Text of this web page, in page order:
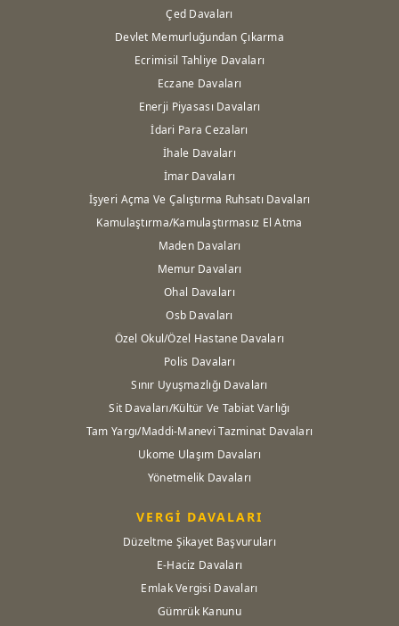
Çed Davaları
Devlet Memurluğundan Çıkarma
Ecrimisil Tahliye Davaları
Eczane Davaları
Enerji Piyasası Davaları
İdari Para Cezaları
İhale Davaları
İmar Davaları
İşyeri Açma Ve Çalıştırma Ruhsatı Davaları
Kamulaştırma/Kamulaştırmasız El Atma
Maden Davaları
Memur Davaları
Ohal Davaları
Osb Davaları
Özel Okul/Özel Hastane Davaları
Polis Davaları
Sınır Uyuşmazlığı Davaları
Sit Davaları/Kültür Ve Tabiat Varlığı
Tam Yargı/Maddi-Manevi Tazminat Davaları
Ukome Ulaşım Davaları
Yönetmelik Davaları
VERGİ DAVALARI
Düzeltme Şikayet Başvuruları
E-Haciz Davaları
Emlak Vergisi Davaları
Gümrük Kanunu